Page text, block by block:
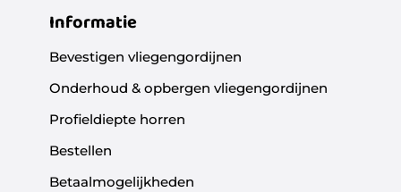
Informatie
Bevestigen vliegengordijnen
Onderhoud & opbergen vliegengordijnen
Profieldiepte horren
Bestellen
Betaalmogelijkheden